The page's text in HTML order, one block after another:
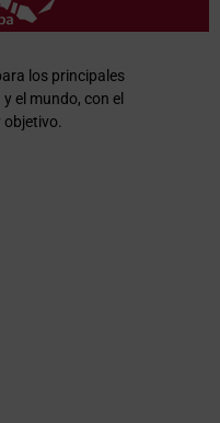
los principales
el mundo, con el
objetivo.